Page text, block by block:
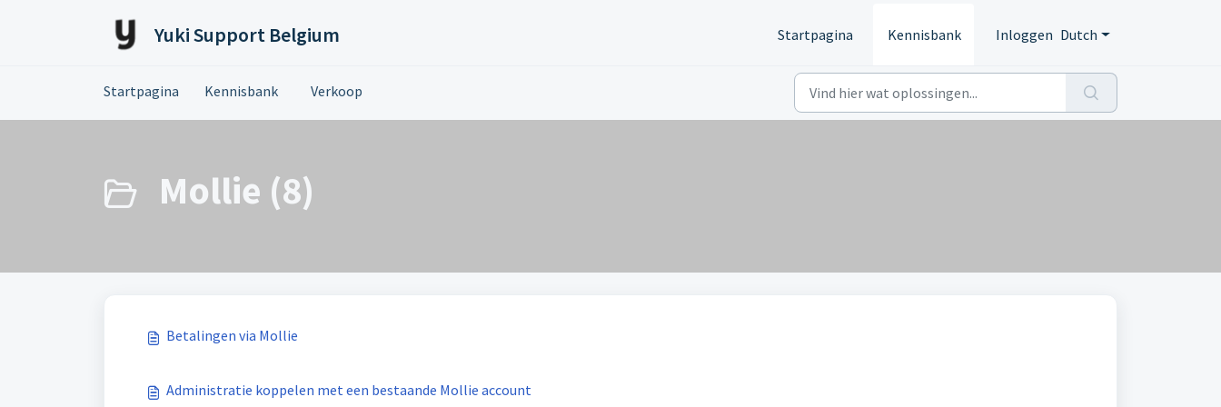
Yuki Support Belgium Startpagina Kennisbank Inloggen Dutch
Startpagina Kennisbank Verkoop
Mollie (8)
Betalingen via Mollie
Administratie koppelen met een bestaande Mollie account